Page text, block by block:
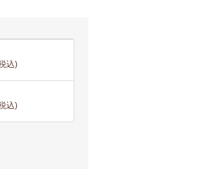
込)
込)